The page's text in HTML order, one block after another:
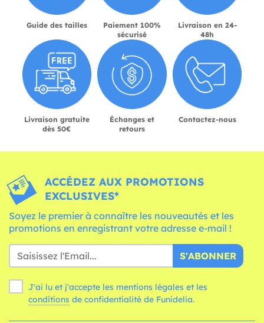
Guide des tailles
Paiement 100%
sécurisé
Livraison en 24-
48h
Livraison gratuite
dès 50€
Échanges et
retours
Contactez-nous
ACCÉDEZ AUX PROMOTIONS
EXCLUSIVES*
Soyez le premier à connaître les nouveautés et les
promotions en enregistrant votre adresse e-mail !
S'ABONNER
J'ai lu et j'accepte les mentions légales et les
conditions de confidentialité de Funidelia.